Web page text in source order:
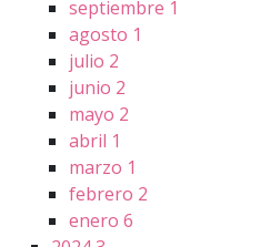
septiembre 1
agosto 1
julio 2
junio 2
mayo 2
abril 1
marzo 1
febrero 2
enero 6